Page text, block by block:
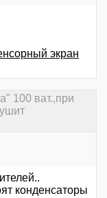
экран
100 ват.,при
конденсаторы